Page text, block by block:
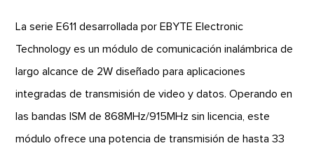
La serie E611 desarrollada por EBYTE Electronic
Technology es un módulo de comunicación inalámbrica de
largo alcance de 2W diseñado para aplicaciones
integradas de transmisión de video y datos. Operando en
las bandas ISM de 868MHz/915MHz sin licencia, este
módulo ofrece una potencia de transmisión de hasta 33